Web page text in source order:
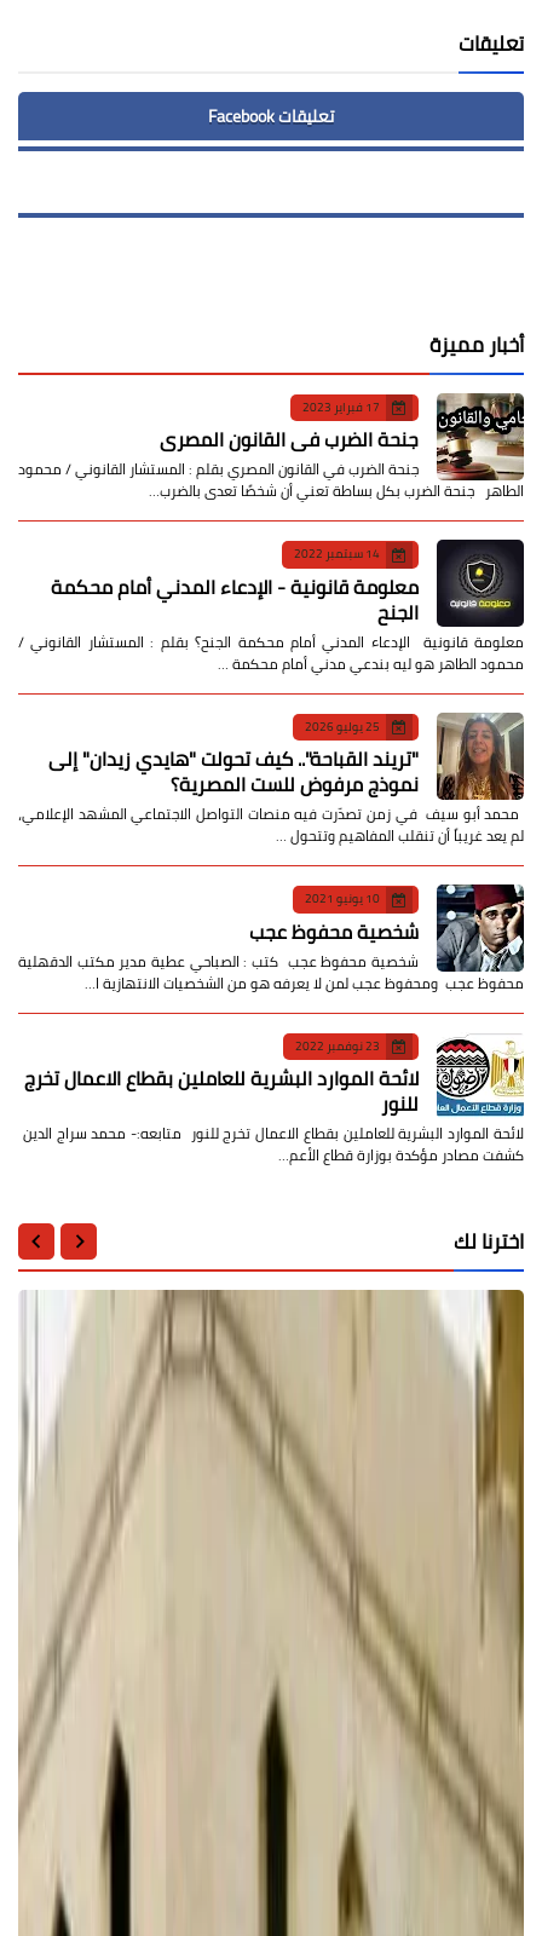
تعليقات
تعليقات Facebook
أخبار مميزة
17 فبراير 2023
جنحة الضرب في القانون المصري
جنحة الضرب في القانون المصري بقلم : المستشار القانوني / محمود
الطاهر جنحة الضرب بكل بساطة تعني أن شخصًا تعدى بالضرب…
14 سبتمبر 2022
معلومة قانونية - الإدعاء المدني أمام محكمة
الجنح
معلومة قانونية الإدعاء المدني أمام محكمة الجنح؟ بقلم : المستشار القانوني /
محمود الطاهر هو ليه بندعي مدني أمام محكمة …
25 يوليو 2026
​"تريند القباحة".. كيف تحولت "هايدي زيدان" إلى
نموذج مرفوض للست المصرية؟
​ محمد أبو سيف ​في زمن تصدّرت فيه منصات التواصل الاجتماعي المشهد الإعلامي،
لم يعد غريباً أن تنقلب المفاهيم وتتحول …
10 يونيو 2021
شخصية محفوظ عجب
شخصية محفوظ عجب كتب : الصباحي عطية مدير مكتب الدقهلية
محفوظ عجب ومحفوظ عجب لمن لا يعرفه هو من الشخصيات الانتهازية ا…
23 نوفمبر 2022
لائحة الموارد البشرية للعاملين بقطاع الاعمال تخرج
للنور
لائحة الموارد البشرية للعاملين بقطاع الاعمال تخرج للنور متابعه:- محمد سراج الدين
كشفت مصادر مؤكدة بوزارة قطاع الأعم…
اخترنا لك